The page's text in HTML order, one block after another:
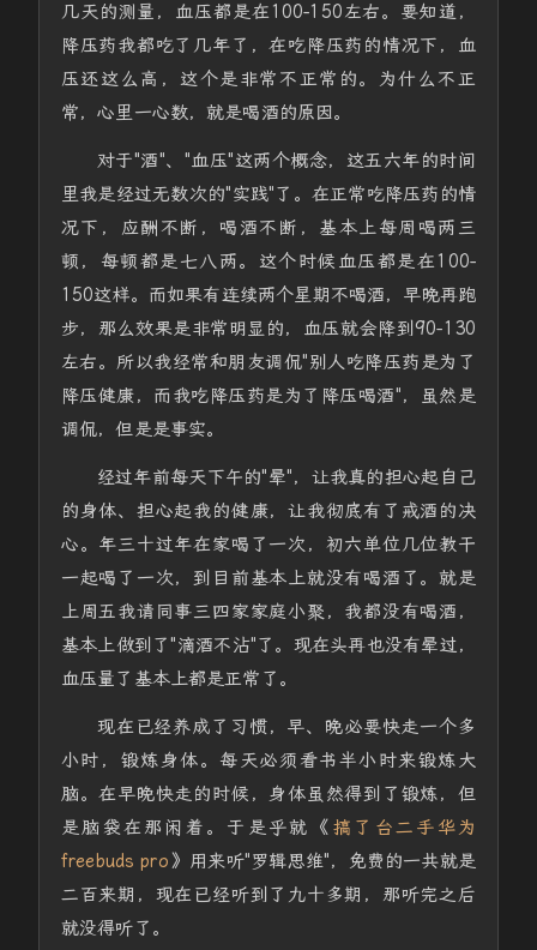
几天的测量，血压都是在100-150左右。要知道，
降压药我都吃了几年了，在吃降压药的情况下，血
压还这么高，这个是非常不正常的。为什么不正
常，心里一心数，就是喝酒的原因。
对于"酒"、"血压"这两个概念，这五六年的时间
里我是经过无数次的"实践"了。在正常吃降压药的情
况下，应酬不断，喝酒不断，基本上每周喝两三
顿，每顿都是七八两。这个时候血压都是在100-
150这样。而如果有连续两个星期不喝酒，早晚再跑
步，那么效果是非常明显的，血压就会降到90-130
左右。所以我经常和朋友调侃"别人吃降压药是为了
降压健康，而我吃降压药是为了降压喝酒"，虽然是
调侃，但是是事实。
经过年前每天下午的"晕"，让我真的担心起自己
的身体、担心起我的健康，让我彻底有了戒酒的决
心。年三十过年在家喝了一次，初六单位几位教干
一起喝了一次，到目前基本上就没有喝酒了。就是
上周五我请同事三四家家庭小聚，我都没有喝酒，
基本上做到了"滴酒不沾"了。现在头再也没有晕过，
血压量了基本上都是正常了。
现在已经养成了习惯，早、晚必要快走一个多
小时，锻炼身体。每天必须看书半小时来锻炼大
脑。在早晚快走的时候，身体虽然得到了锻炼，但
是脑袋在那闲着。于是乎就《 搞了台二手华为
freebuds pro 》用来听"罗辑思维"，免费的一共就是
二百来期，现在已经听到了九十多期，那听完之后
就没得听了。